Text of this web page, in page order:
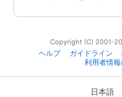
Copyright (C) 2001-
ヘルプ
ガイドライン
利用者情
日本語